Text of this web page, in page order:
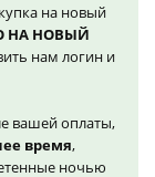
на новый
НА НОВЫЙ
нам логин и
вашей оплаты,
время,
ночью